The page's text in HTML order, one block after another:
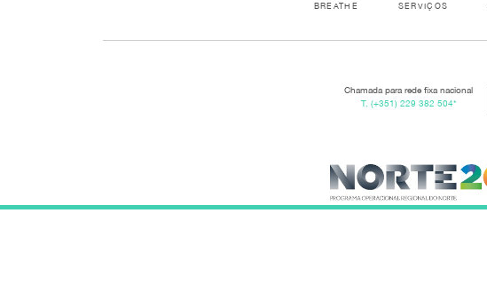
BREATHE SERVIÇOS
Chamada para rede fixa nacional
T. (+351) 229 382 504*